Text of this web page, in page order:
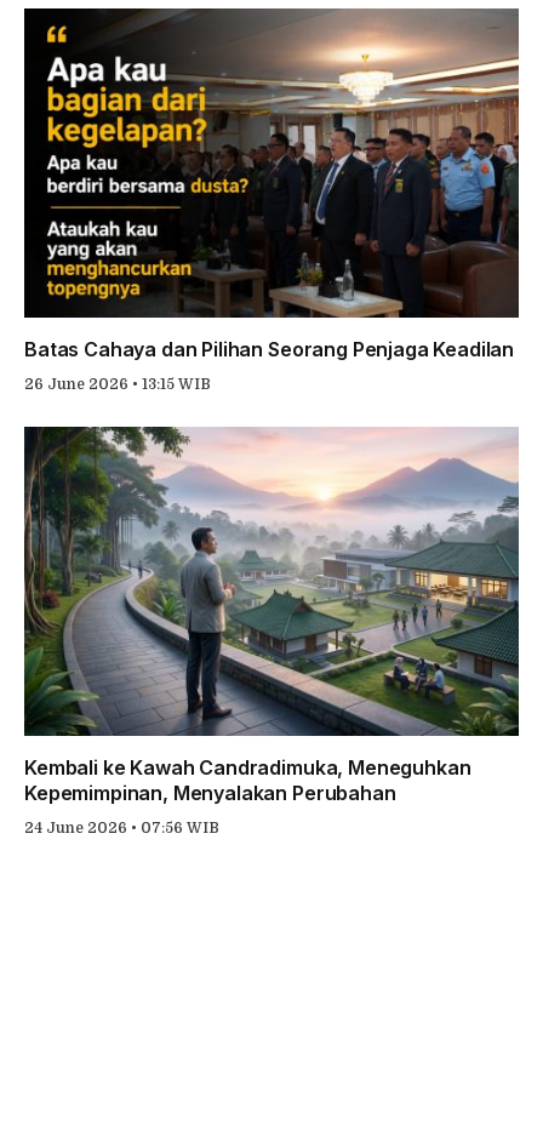
Batas Cahaya dan Pilihan Seorang Penjaga Keadilan
26 June 2026 • 13:15 WIB
Kembali ke Kawah Candradimuka, Meneguhkan
Kepemimpinan, Menyalakan Perubahan
24 June 2026 • 07:56 WIB